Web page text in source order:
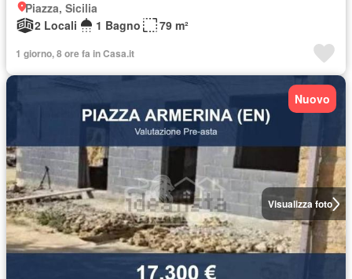
Piazza, Sicilia
2 Locali
1 Bagno 79 m²
1 giorno, 8 ore fa in Casa.it
Visualizza foto
Nuovo